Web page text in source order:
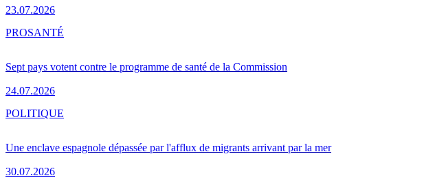
23.07.2026
Sept pays votent contre le programme de santé de la Commission
24.07.2026
PROSANTÉ
Une enclave espagnole dépassée par l'afflux de migrants arrivant par la mer
30.07.2026
POLITIQUE